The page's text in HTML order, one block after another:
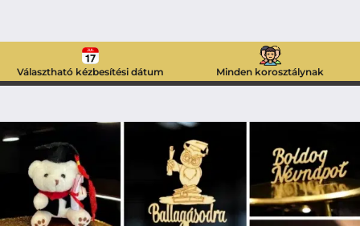
Választható kézbesítési dátum Minden korosztálynak